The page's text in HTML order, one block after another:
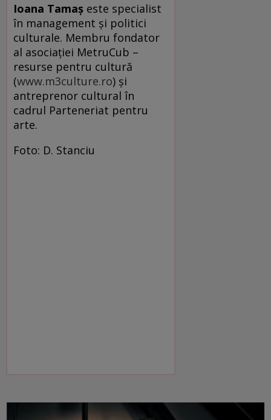
Ioana Tamaş este specialist
în management şi politici
culturale. Membru fondator
al asociaţiei MetruCub –
resurse pentru cultură
(www.m3culture.ro) şi
antreprenor cultural în
cadrul Parteneriat pentru
arte.
Foto: D. Stanciu